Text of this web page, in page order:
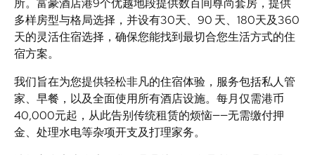
所。富豪酒店港9个优越地段提供数百间尊尚套房，提供
多样房型与格局选择，并设有30天、90 天、180天及360
天的灵活住宿选择，确保您能找到最切合您生活方式的住
宿方案。
我们旨在为您提供轻松非凡的住宿体验，服务包括私人管
家、早餐，以及全面使用所有酒店设施。每月仅需港币
40,000元起，从此告别传统租赁的烦恼——无需缴付押
金、处理水电等杂项开支及打理家务。